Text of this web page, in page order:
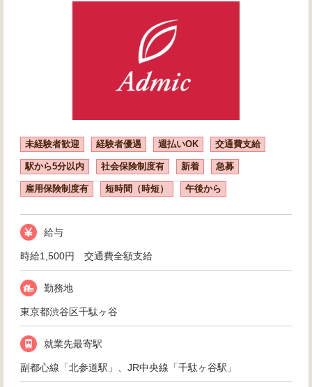
未経験者歓迎 経験者優遇 週払いOK 交通費支給
駅から5分以内 社会保険制度有 新着 急募
雇用保険制度有 短時間（時短） 午後から
給与
時給1,500円 交通費全額支給
勤務地
東京都渋谷区千駄ヶ谷
就業先最寄駅
副都心線「北参道駅」、JR中央線「千駄ヶ谷駅」